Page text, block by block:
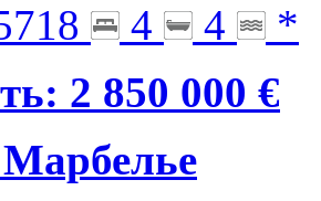
4 4
*
2 850 000 €